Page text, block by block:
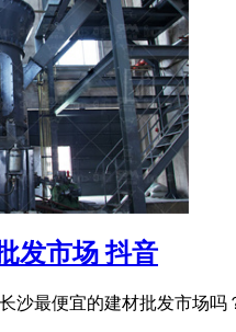
发市场 抖音
沙最便宜的建材批发市场